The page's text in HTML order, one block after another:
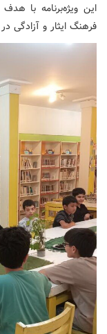
این ویژه‌برنامه با
فرهنگ ایثار و آزادگی